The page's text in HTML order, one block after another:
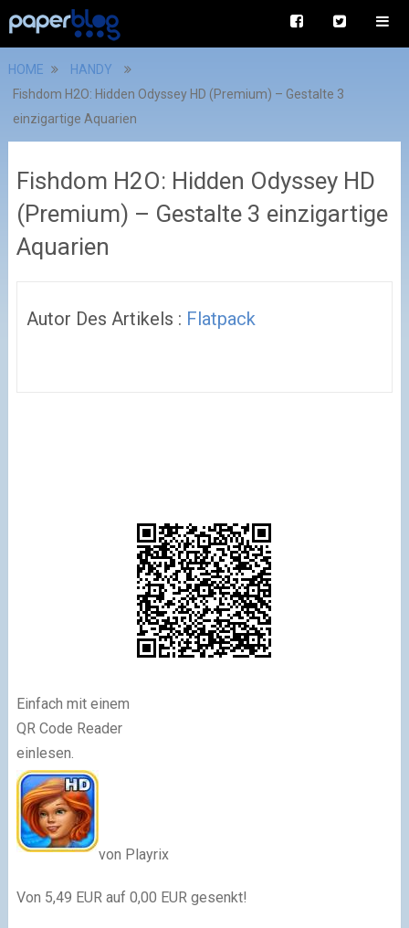
HOME
HANDY
Fishdom H2O: Hidden Odyssey HD (Premium) – Gestalte 3
einzigartige Aquarien
Fishdom H2O: Hidden Odyssey HD
(Premium) – Gestalte 3 einzigartige
Aquarien
Autor Des Artikels : Flatpack
Einfach mit einem
QR Code Reader
einlesen.
von Playrix
Von 5,49 EUR auf 0,00 EUR gesenkt!